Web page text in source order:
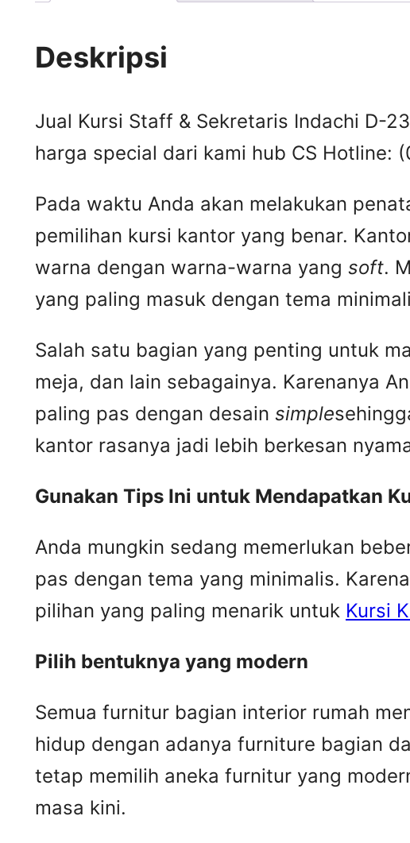
Deskripsi
Jual Kursi Staff & Sekretaris Indachi D-
harga special dari kami hub CS Hotline:
Pada waktu Anda akan melakukan
pemilihan kursi kantor yang benar.
warna dengan warna-warna yang soft.
yang paling masuk dengan tema
Salah satu bagian yang penting untuk
meja, dan lain sebagainya. Karenanya
paling pas dengan desain simple
kantor rasanya jadi lebih berkesan
Gunakan Tips Ini untuk Mendapatkan
Anda mungkin sedang memerlukan
pas dengan tema yang minimalis.
pilihan yang paling menarik untuk Kursi
Pilih bentuknya yang modern
Semua furnitur bagian interior rumah
hidup dengan adanya furniture bagian
tetap memilih aneka furnitur yang
masa kini.